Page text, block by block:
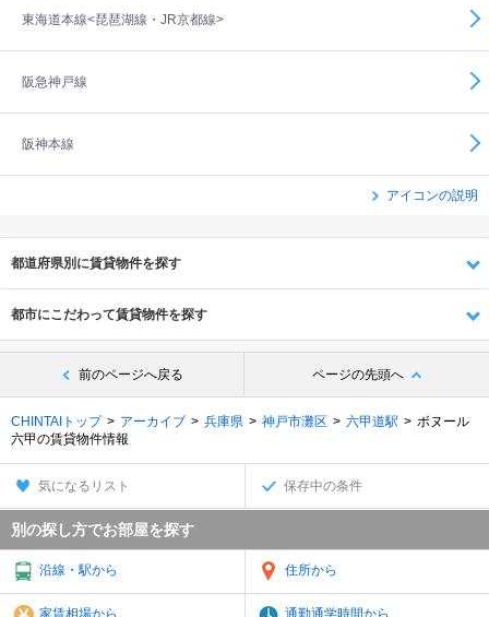
東海道本線<琵琶湖線・JR京都線>
阪急神戸線
阪神本線
アイコンの説明
都道府県別に賃貸物件を探す
都市にこだわって賃貸物件を探す
前のページへ戻る ページの先頭へ
CHINTAIトップ アーカイブ 兵庫県 神戸市灘区 六甲道駅
ボヌール
六甲の賃貸物件情報
気になるリスト 保存中の条件
別の探し方でお部屋を探す
沿線・駅から 住所から
家賃相場から 通勤通学時間から